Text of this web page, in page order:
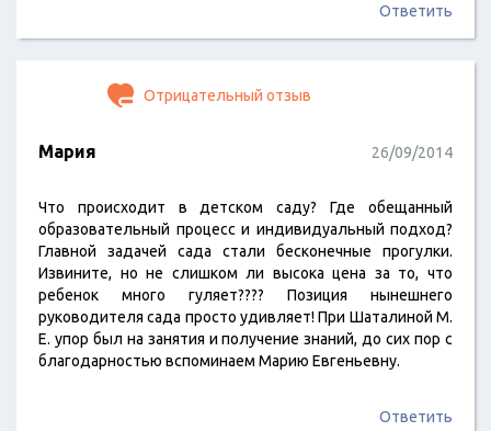
воспитательской работы время ведет факультатив
Ответить
Отрицательный отзыв
Мария 26/09/2014
Что происходит в детском саду? Где обещанный
образовательный процесс и индивидуальный подход?
Главной задачей сада стали бесконечные прогулки.
Извините, но не слишком ли высока цена за то, что
ребенок много гуляет???? Позиция нынешнего
руководителя сада просто удивляет! При Шаталиной М.
Е. упор был на занятия и получение знаний, до сих пор с
благодарностью вспоминаем Марию Евгеньевну.
Ответить